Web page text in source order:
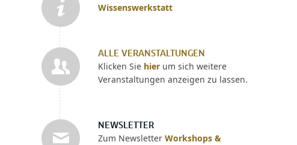
Wissenswerkstatt
ALLE VERANSTALTUNGEN
Klicken Sie hier um sich weitere
Veranstaltungen anzeigen zu lassen.
NEWSLETTER
Zum Newsletter Workshops &